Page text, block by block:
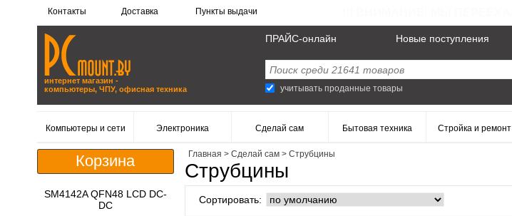
Контакты Доставка Пункты выдачи
интернет магазин -
компьютеры, ЧПУ, офисная техника
ПРАЙС-онлайн Новые поступления
учитывать проданные товары
Компьютеры и сети Электроника Сделай сам Бытовая техника Стройка и ремонт
Корзина
SM4142A QFN48 LCD DC-
DC
Главная > Сделай сам> Струбцины
Струбцины
Сортировать: